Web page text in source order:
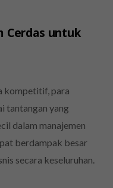
Cerdas untuk
kompetitif, para
tantangan yang
dalam manajemen
berdampak besar
secara keseluruhan.